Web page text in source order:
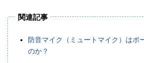
関連記事
防音マイク（ミュートマイク）はボ
のか？